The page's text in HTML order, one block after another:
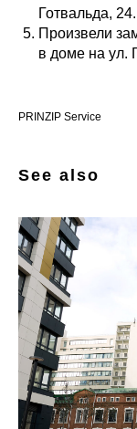
Готвальда, 24.
Произвели
в доме на ул.
PRINZIP Service
See also